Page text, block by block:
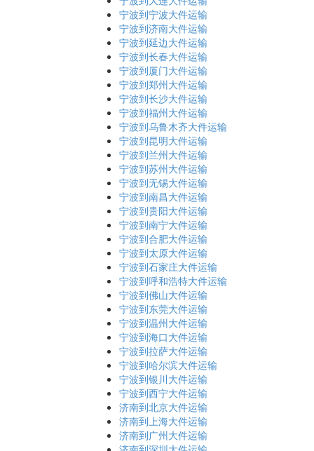
宁波到宁波大件运输
宁波到济南大件运输
宁波到延边大件运输
宁波到长春大件运输
宁波到厦门大件运输
宁波到郑州大件运输
宁波到长沙大件运输
宁波到福州大件运输
宁波到乌鲁木齐大件运输
宁波到昆明大件运输
宁波到兰州大件运输
宁波到苏州大件运输
宁波到无锡大件运输
宁波到南昌大件运输
宁波到贵阳大件运输
宁波到南宁大件运输
宁波到合肥大件运输
宁波到太原大件运输
宁波到石家庄大件运输
宁波到呼和浩特大件运输
宁波到佛山大件运输
宁波到东莞大件运输
宁波到温州大件运输
宁波到海口大件运输
宁波到拉萨大件运输
宁波到哈尔滨大件运输
宁波到银川大件运输
宁波到西宁大件运输
济南到北京大件运输
济南到上海大件运输
济南到广州大件运输